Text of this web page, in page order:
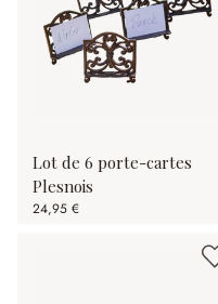
Lot de 6 porte-cartes
Plesnois
24,95 €